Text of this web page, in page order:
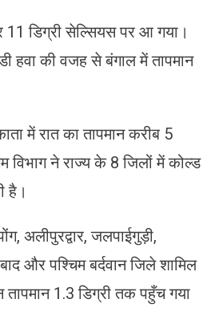
11 डिग्री सेल्सियस पर आ गया।
हवा की वजह से बंगाल में तापमान
में रात का तापमान करीब 5
विभाग ने राज्य के 8 जिलों में कोल्ड
है।
अलीपुरद्वार, जलपाईगुड़ी,
और पश्चिम बर्दवान जिले शामिल
तापमान 1.3 डिग्री तक पहुँच गया